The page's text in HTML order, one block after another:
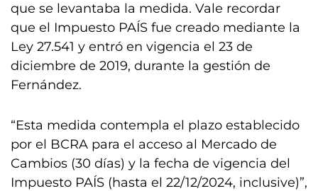
que se levantaba la medida. Vale recordar
que el Impuesto PAÍS fue creado mediante la
Ley 27.541 y entró en vigencia el 23 de
diciembre de 2019, durante la gestión de
Fernández.
“Esta medida contempla el plazo establecido
por el BCRA para el acceso al Mercado de
Cambios (30 días) y la fecha de vigencia del
Impuesto PAÍS (hasta el 22/12/2024, inclusive)”,